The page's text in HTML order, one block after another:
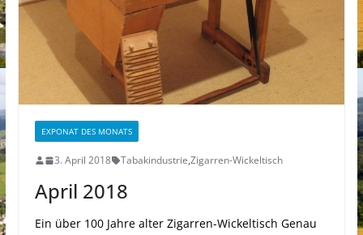
EXPONAT DES MONATS
3. April 2018 Tabakindustrie,Zigarren-Wickeltisch
April 2018
Ein über 100 Jahre alter Zigarren-Wickeltisch Genau